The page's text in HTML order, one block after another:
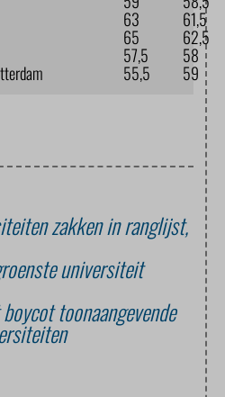
63 61,5
65 62,5
57,5 58
55,5 59
zakken in ranglijst,
universiteit
toonaangevende